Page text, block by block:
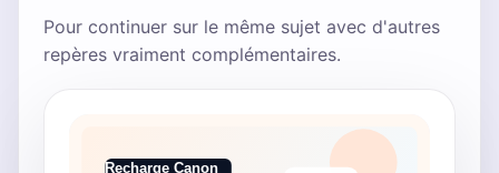
Pour continuer sur le même sujet avec d'autres
repères vraiment complémentaires.